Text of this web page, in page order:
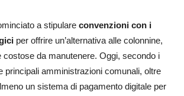
a stipulare convenzioni con i
per offrire un’alternativa alle colonnine,
costose da manutenere. Oggi, secondo i
principali amministrazioni comunali, oltre
un sistema di pagamento digitale per